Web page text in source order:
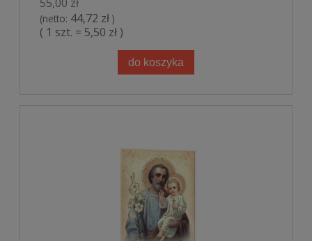
(netto: 44,72 zł )
( 1 szt. = 5,50 zł )
do koszyka